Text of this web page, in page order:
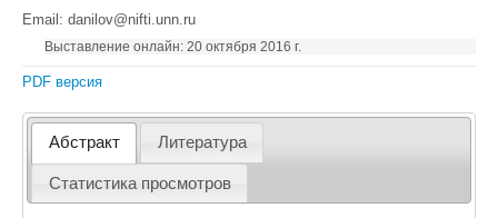
Email: danilov@nifti.unn.ru
Выставление онлайн: 20 октября 2016 г.
PDF версия
Абстракт Литература
Статистика просмотров